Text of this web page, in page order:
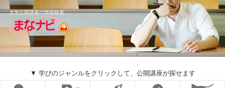
大学公開講座の情報検索
▼ 学びのジャンルをクリックして、公開講座が探せます